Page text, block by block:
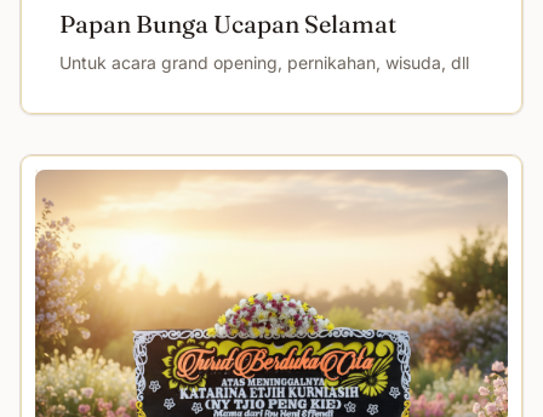
Papan Bunga Ucapan Selamat
Untuk acara grand opening, pernikahan, wisuda, dll